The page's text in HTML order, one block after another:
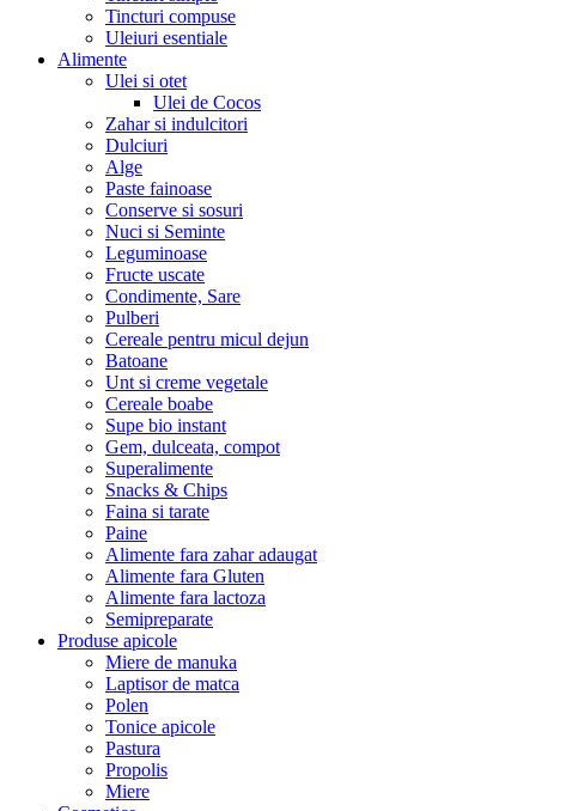
Tincturi compuse
Uleiuri esentiale
Alimente
Ulei si otet
Ulei de Cocos
Zahar si indulcitori
Dulciuri
Alge
Paste fainoase
Conserve si sosuri
Nuci si Seminte
Leguminoase
Fructe uscate
Condimente, Sare
Pulberi
Cereale pentru micul dejun
Batoane
Unt si creme vegetale
Cereale boabe
Supe bio instant
Gem, dulceata, compot
Superalimente
Snacks & Chips
Faina si tarate
Paine
Alimente fara zahar adaugat
Alimente fara Gluten
Alimente fara lactoza
Semipreparate
Produse apicole
Miere de manuka
Laptisor de matca
Polen
Tonice apicole
Pastura
Propolis
Miere